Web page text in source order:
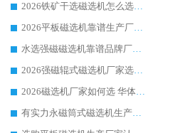
2026铁矿干选磁选机怎么选?源头厂家华体会手机网页版-华体会(中国) ，用实力说话
2026平板磁选机靠谱生产厂家怎么选?行业标杆华体会手机网页版-华体会(中国) ，凭硬实力脱颖而出
水选强磁磁选机靠谱品牌厂家推荐：华体会手机网页版-华体会(中国) ，技术实力与口碑双在线
2026强磁辊式磁选机厂家选购技巧_认准华体会手机网页版-华体会(中国) 生产厂家
2026磁选机厂家如何选 华体会手机网页版-华体会(中国) 生产厂家14年行业经验支招
有实力永磁筒式磁选机生产厂家优质设备推荐榜｜华体会手机网页版-华体会(中国) 领衔